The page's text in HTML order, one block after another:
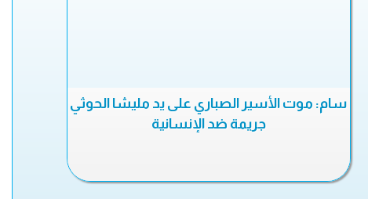
سام: موت الأسير الصباري على يد مليشا الحوثي
جريمة ضد الإنسانية